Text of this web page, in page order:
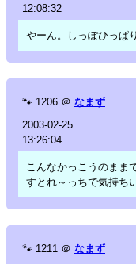
12:08:32
やーん。しっぽひっぱ
🐾 1206 ＠ なまず
2003-02-25
13:26:04
こんなかっこうのまま
すとれ～っちで気持ち
🐾 1211 ＠ なまず